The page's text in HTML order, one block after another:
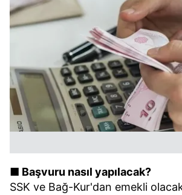
■ Başvuru nasıl yapılacak?
SSK ve Bağ-Kur'dan emekli